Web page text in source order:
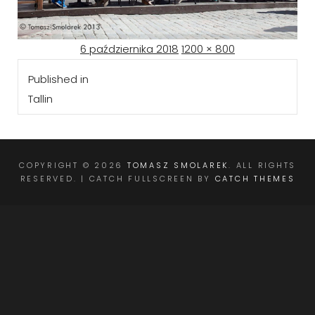
Posted
6 października 2018 Full
1200 × 800
Nawigacja
wpisu
Published in
Tallin
COPYRIGHT © 2026 TOMASZ SMOLAREK. ALL RIGHTS
RESERVED. | CATCH FULLSCREEN BY CATCH THEMES